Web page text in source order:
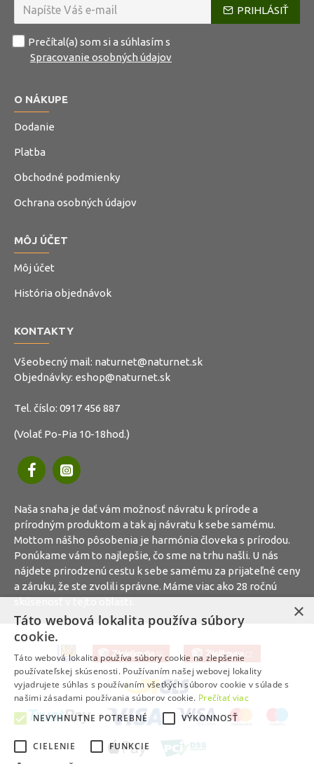
PRIHLÁSIŤ
Prečítal(a) som si a súhlasím s
Spracovanie osobných údajov
O NÁKUPE
Dodanie
Platba
Obchodné podmienky
Ochrana osobných údajov
MÔJ ÚČET
Môj účet
História objednávok
KONTAKTY
Všeobecný mail: naturnet@naturnet.sk
Objednávky: eshop@naturnet.sk
Tel. číslo: 0917 456 887
(Volať Po-Pia 10-18hod.)
Naša snaha je dať vám možnosť návratu k prírode a
prírodným produktom a tak aj návratu k sebe samému.
Mottom nášho pôsobenia je harmónia človeka s prírodou.
Ponúkame vám to najlepšie, čo sme na trhu našli. U nás
nájdete prirodzenú cestu k sebe samému za prijateľné ceny
a záruku, že ste zvolili správne. Máme viac ako 28 ročnú
×
Táto webová lokalita používa súbory
cookie.
Táto webová lokalita používa súbory cookie na zlepšenie
používateľskej skúsenosti. Používaním našej webovej lokality
vyjadrujete súhlas s používaním všetkých súborov cookie v súlade s
našimi zásadami používania súborov cookie. Prečítať viac
NEVYHNUTNE POTREBNÉ
VÝKONNOSŤ
CIELENIE
FUNKCIE